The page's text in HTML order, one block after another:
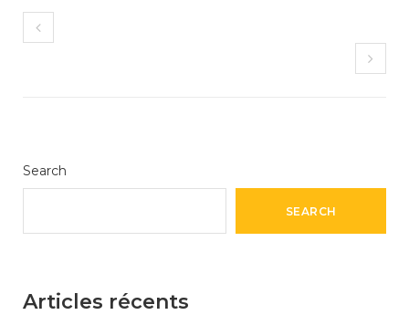
Search
SEARCH
Articles récents